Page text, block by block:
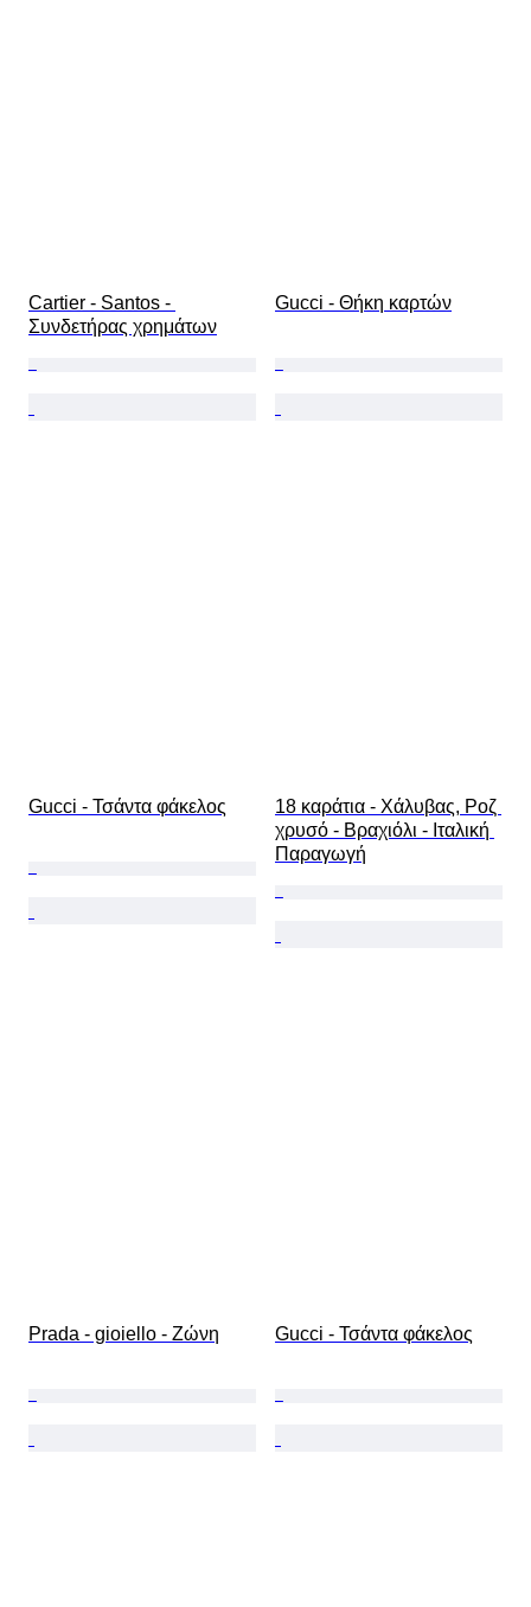
Cartier - Santos -
Συνδετήρας χρημάτων
Gucci - Θήκη καρτών
Gucci - Τσάντα φάκελος
18 καράτια - Χάλυβας, Ροζ
χρυσό - Βραχιόλι - Ιταλική
Παραγωγή
Prada - gioiello - Ζώνη Gucci - Τσάντα φάκελος